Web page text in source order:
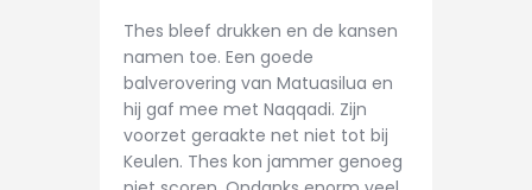
Thes bleef drukken en de kansen
namen toe. Een goede
balverovering van Matuasilua en
hij gaf mee met Naqqadi. Zijn
voorzet geraakte net niet tot bij
Keulen. Thes kon jammer genoeg